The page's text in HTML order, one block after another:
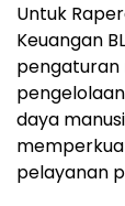
Untuk
Keuangan
pengaturan
daya
pelayanan